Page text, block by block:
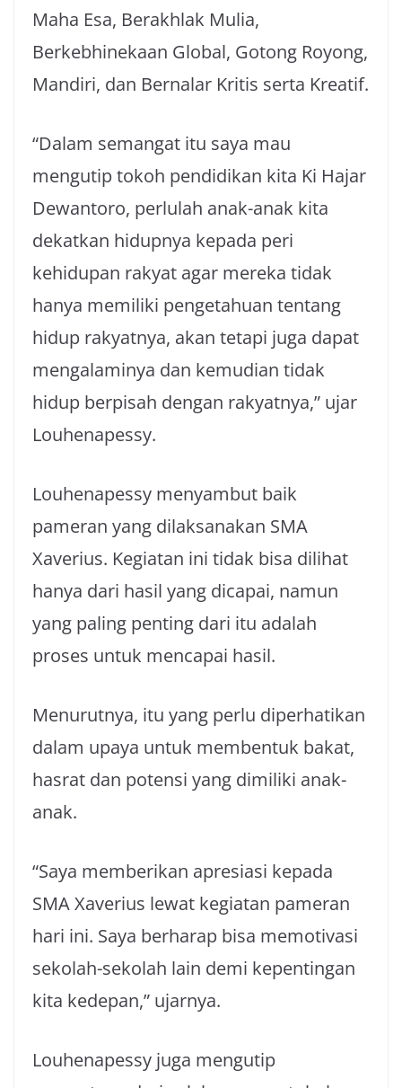
Maha Esa, Berakhlak Mulia,
Berkebhinekaan Global, Gotong Royong,
Mandiri, dan Bernalar Kritis serta Kreatif.
“Dalam semangat itu saya mau
mengutip tokoh pendidikan kita Ki Hajar
Dewantoro, perlulah anak-anak kita
dekatkan hidupnya kepada peri
kehidupan rakyat agar mereka tidak
hanya memiliki pengetahuan tentang
hidup rakyatnya, akan tetapi juga dapat
mengalaminya dan kemudian tidak
hidup berpisah dengan rakyatnya,” ujar
Louhenapessy.
Louhenapessy menyambut baik
pameran yang dilaksanakan SMA
Xaverius. Kegiatan ini tidak bisa dilihat
hanya dari hasil yang dicapai, namun
yang paling penting dari itu adalah
proses untuk mencapai hasil.
Menurutnya, itu yang perlu diperhatikan
dalam upaya untuk membentuk bakat,
hasrat dan potensi yang dimiliki anak-
anak.
“Saya memberikan apresiasi kepada
SMA Xaverius lewat kegiatan pameran
hari ini. Saya berharap bisa memotivasi
sekolah-sekolah lain demi kepentingan
kita kedepan,” ujarnya.
Louhenapessy juga mengutip